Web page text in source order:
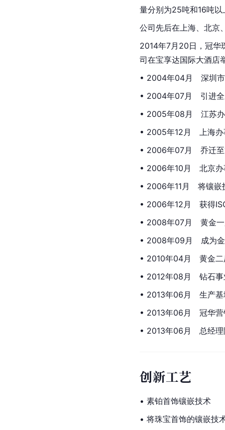
量分别为25吨和16吨以
公司先后在上海、 北京
2014年7月20日，冠华
司在宝享达国际大酒店
• 2004年04月　深圳
• 2004年07月　引进
• 2005年08月　江苏
• 2005年12月　上海
• 2006年07月　乔迁至
• 2006年10月　北京
• 2006年11月　将镶
• 2006年12月　获得
• 2008年07月　黄金
• 2008年09月　成为
• 2010年04月　黄金
• 2012年08月　钻石
• 2013年06月　生产
• 2013年06月　冠华
• 2013年06月　总经
创新工艺
• 素铂首饰镶嵌技术
• 将珠宝首饰的镶嵌技